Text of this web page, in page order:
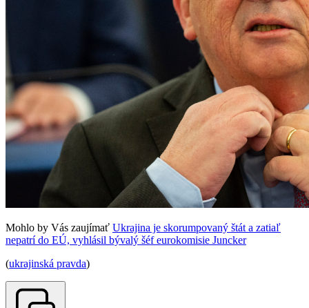
Mohlo by Vás zaujímať Ukrajina je skorumpovaný štát a zatiaľ
nepatrí do EÚ, vyhlásil bývalý šéf eurokomisie Juncker
(ukrajinská pravda)